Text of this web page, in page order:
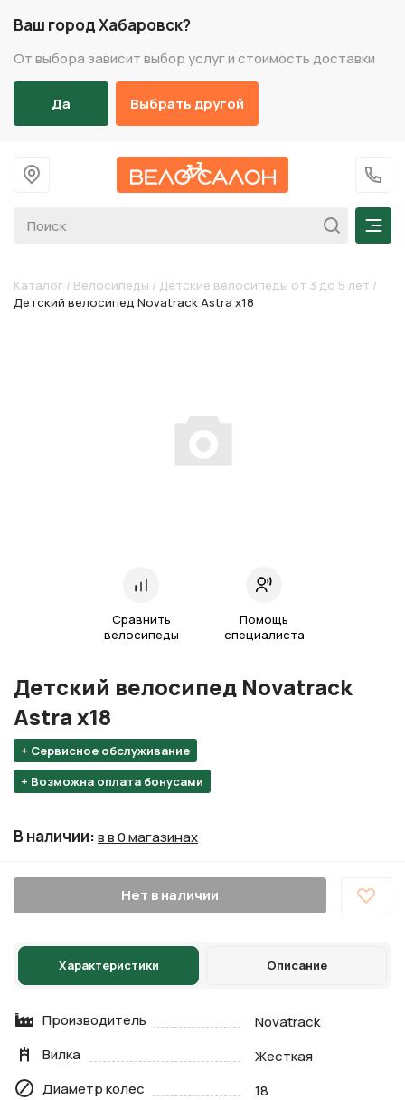
Ваш город Хабаровск?
От выбора зависит выбор услуг и стоимость доставки
Да Выбрать другой
На главную
+7
Каталог / Велосипеды / Детские велосипеды от 3 до 5 лет /
Детский велосипед Novatrack Astra х18
Сравнить
велосипеды
Помощь
специалиста
+ Сервисное обслуживание
+ Возможна оплата бонусами
Детский велосипед Novatrack
Astra х18
В наличии:в в 0 магазинах
Нет в наличии
Характеристики Описание
Производитель
Novatrack
Вилка
Жесткая
Диаметр колес
18